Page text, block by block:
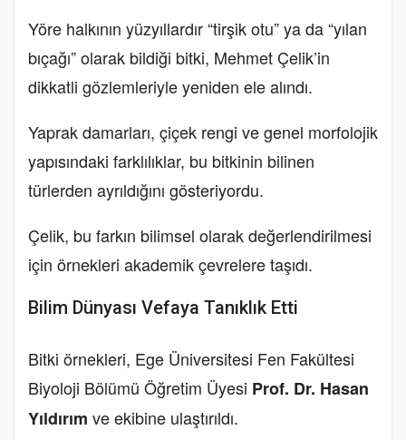
Yöre halkının yüzyıllardır “tirşik otu” ya da “yılan
bıçağı” olarak bildiği bitki, Mehmet Çelik’in
dikkatli gözlemleriyle yeniden ele alındı.
Yaprak damarları, çiçek rengi ve genel morfolojik
yapısındaki farklılıklar, bu bitkinin bilinen
türlerden ayrıldığını gösteriyordu.
Çelik, bu farkın bilimsel olarak değerlendirilmesi
için örnekleri akademik çevrelere taşıdı.
Bilim Dünyası Vefaya Tanıklık Etti
Bitki örnekleri, Ege Üniversitesi Fen Fakültesi
Biyoloji Bölümü Öğretim Üyesi Prof. Dr. Hasan
Yıldırım ve ekibine ulaştırıldı.